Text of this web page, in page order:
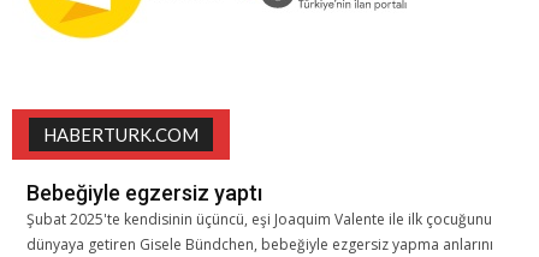
HABERTURK.COM
Bebeğiyle egzersiz yaptı
Şubat 2025'te kendisinin üçüncü, eşi Joaquim Valente ile ilk çocuğunu
dünyaya getiren Gisele Bündchen, bebeğiyle ezgersiz yapma anlarını